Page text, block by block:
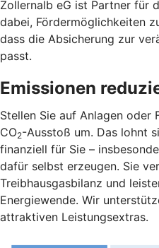
Zollernalb eG ist Partner für
dabei, Fördermöglichkeiten
dass die Absicherung zur
passt.
Emissionen
Stellen Sie auf Anlagen oder
CO2-Ausstoß um. Das lohnt
finanziell für Sie –
dafür selbst erzeugen. Sie
Treibhausgasbilanz und
Energiewende. Wir
attraktiven Leistungsextras.